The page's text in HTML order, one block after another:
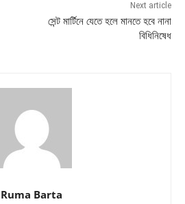
Next article
সেন্ট মার্টিনে যেতে হলে মানতে হবে নানা
বিধিনিষেধ
Ruma Barta